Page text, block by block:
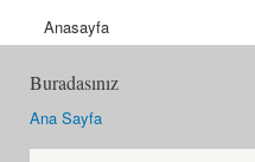
Anasayfa
Buradasınız
Ana Sayfa